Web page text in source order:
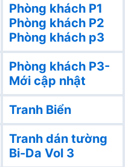
Phòng khách P1
Phòng khách P2
Phòng khách p3
Phòng khách P3-
Mới cập nhật
Tranh Biển
Tranh dán tường
Bi-Da Vol 3